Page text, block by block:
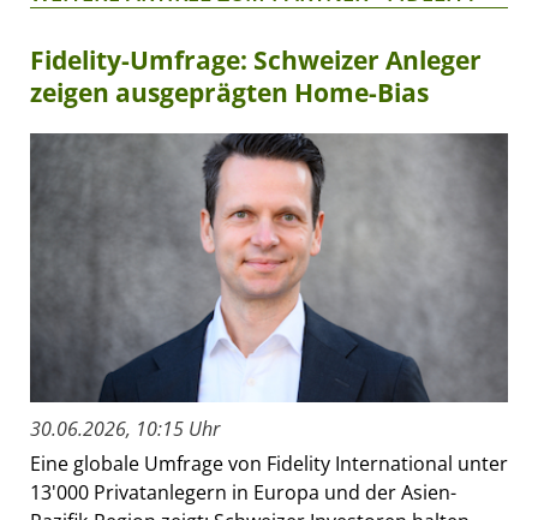
Fidelity-Umfrage: Schweizer Anleger
zeigen ausgeprägten Home-Bias
30.06.2026, 10:15 Uhr
Eine globale Umfrage von Fidelity International unter
13'000 Privatanlegern in Europa und der Asien-